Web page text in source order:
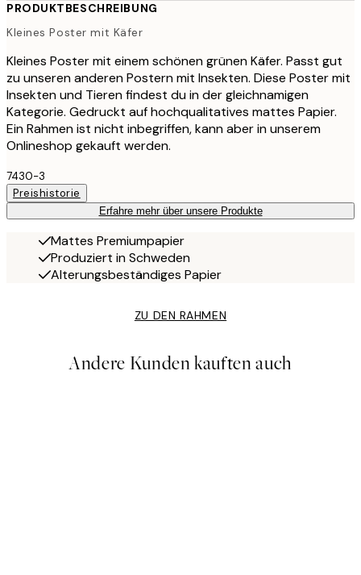
PRODUKTBESCHREIBUNG
Kleines Poster mit Käfer
Kleines Poster mit einem schönen grünen Käfer. Passt gut
zu unseren anderen Postern mit Insekten. Diese Poster mit
Insekten und Tieren findest du in der gleichnamigen
Kategorie. Gedruckt auf hochqualitatives mattes Papier.
Ein Rahmen ist nicht inbegriffen, kann aber in unserem
Onlineshop gekauft werden.
7430-3
Preishistorie
Erfahre mehr über unsere Produkte
Mattes Premiumpapier
Produziert in Schweden
Alterungsbeständiges Papier
ZU DEN RAHMEN
Andere Kunden kauften auch